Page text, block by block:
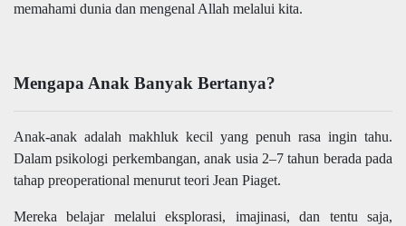
memahami dunia dan mengenal Allah melalui kita.
Mengapa Anak Banyak Bertanya?
Anak-anak adalah makhluk kecil yang penuh rasa ingin tahu.
Dalam psikologi perkembangan, anak usia 2–7 tahun berada pada
tahap preoperational menurut teori Jean Piaget.
Mereka belajar melalui eksplorasi, imajinasi, dan tentu saja,